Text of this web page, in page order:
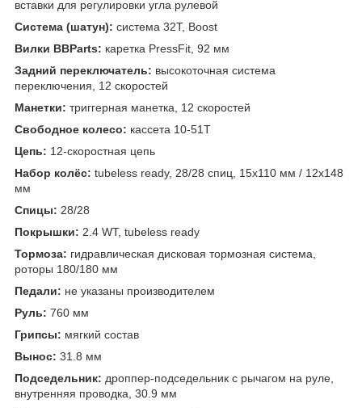
вставки для регулировки угла рулевой
Система (шатун): система 32T, Boost
Вилки BBParts: каретка PressFit, 92 мм
Задний переключатель: высокоточная система
переключения, 12 скоростей
Манетки: триггерная манетка, 12 скоростей
Свободное колесо: кассета 10-51T
Цепь: 12-скоростная цепь
Набор колёс: tubeless ready, 28/28 спиц, 15x110 мм / 12x148
мм
Спицы: 28/28
Покрышки: 2.4 WT, tubeless ready
Тормоза: гидравлическая дисковая тормозная система,
роторы 180/180 мм
Педали: не указаны производителем
Руль: 760 мм
Грипсы: мягкий состав
Вынос: 31.8 мм
Подседельник: дроппер-подседельник с рычагом на руле,
внутренняя проводка, 30.9 мм